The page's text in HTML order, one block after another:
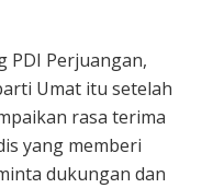
PDI Perjuangan,
Umat itu setelah
rasa terima
yang memberi
dukungan dan